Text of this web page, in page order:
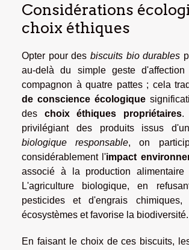
Considérations
choix éthiques
Opter pour des biscuits bio durables
au-delà du simple geste d'affection
compagnon à quatre pattes ; cela
de conscience écologique
des choix éthiques propriétaires.
privilégiant des produits issus
biologique responsable, on
considérablement l'impact
associé à la production alimentaire
L'agriculture biologique, en
pesticides et d'engrais chimiques,
écosystèmes et favorise la biodiversité.
En faisant le choix de ces biscuits,